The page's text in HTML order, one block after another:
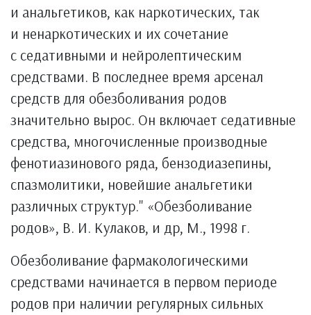
и анальгетиков, как наркотических, так
и ненаркотических и их сочетание
с седативными и нейролептическим
средствами. В последнее время арсенал
средств для обезболивания родов
значительно вырос. Он включает седативные
средства, многочисленные производные
фенотиазинового ряда, бензодиазепины,
спазмолитики, новейшие анальгетики
различных структур." «Обезболивание
родов», В. И. Кулаков, и др, М., 1998 г.
Обезболивание фармакологическими
средствами начинается в первом периоде
родов при наличии регулярных сильных